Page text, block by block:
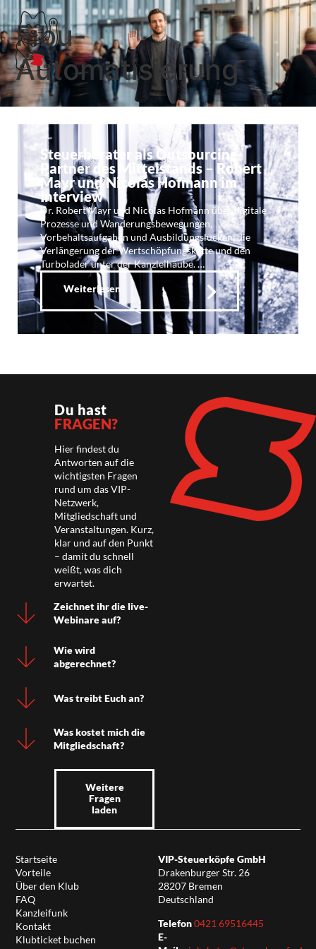
Fibu-
Automatisierung
Steuerberater als Outsourcing-
Partner des Mittelstands – Robert
Mayr und Nicolas Hofmann im
Interview
Dr. Robert Mayr und Nicolas Hofmann über digitale
Prozesse und Wanderungsbewegungen,
Vorbehaltsaufgaben und Ausbildungslücken, die
Verlängerung der Wertschöpfungskette und den
Turbolader unter der Kanzleihaube. …
Weiterlesen
Du hast
FRAGEN?
Hier findest du
Antworten auf die
wichtigsten Fragen
rund um das VIP-
Netzwerk,
Mitgliedschaft und
Veranstaltungen. Kurz,
klar und auf den Punkt
– damit du schnell
weißt, was dich
erwartet.
Zeichnet ihr die live-
Webinare auf?
Wie wird
abgerechnet?
Was treibt Euch an?
Was kostet mich die
Mitgliedschaft?
Weitere
Fragen
laden
Startseite
Vorteile
Über den Klub
FAQ
Kanzleifunk
Kontakt
Klubticket buchen
VIP-Steuerköpfe GmbH
Drakenburger Str. 26
28207 Bremen
Deutschland
Telefon0421 69516445
E-